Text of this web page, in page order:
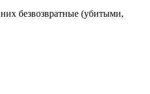
безвозвратные (убитыми,